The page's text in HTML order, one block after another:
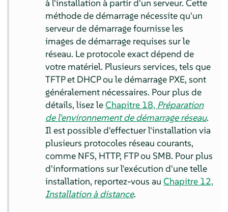
à l'installation à partir d'un serveur. Cette
méthode de démarrage nécessite qu'un
serveur de démarrage fournisse les
images de démarrage requises sur le
réseau. Le protocole exact dépend de
votre matériel. Plusieurs services, tels que
TFTP et DHCP ou le démarrage PXE, sont
généralement nécessaires. Pour plus de
détails, lisez leChapitre 18, Préparation
de l'environnement de démarrage réseau.
Il est possible d'effectuer l'installation via
plusieurs protocoles réseau courants,
comme NFS, HTTP, FTP ou SMB. Pour plus
d'informations sur l'exécution d'une telle
installation, reportez-vous auChapitre 12,
Installation à distance.